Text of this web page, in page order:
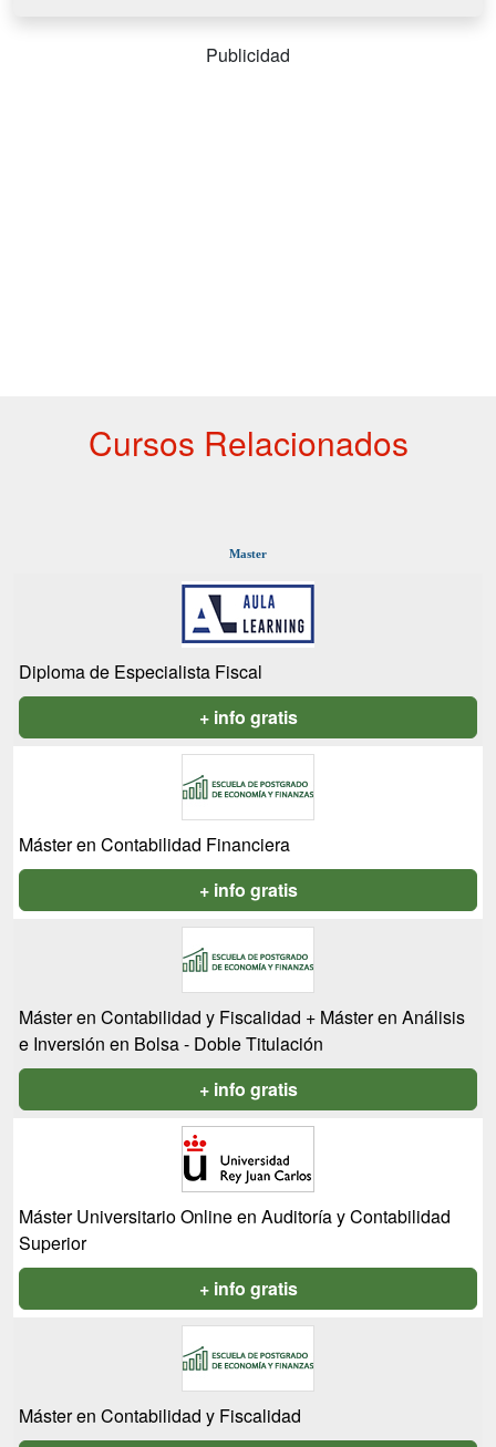
Publicidad
Cursos Relacionados
Master
Diploma de Especialista Fiscal
+ info gratis
Máster en Contabilidad Financiera
+ info gratis
Máster en Contabilidad y Fiscalidad + Máster en Análisis
e Inversión en Bolsa - Doble Titulación
+ info gratis
Máster Universitario Online en Auditoría y Contabilidad
Superior
+ info gratis
Máster en Contabilidad y Fiscalidad